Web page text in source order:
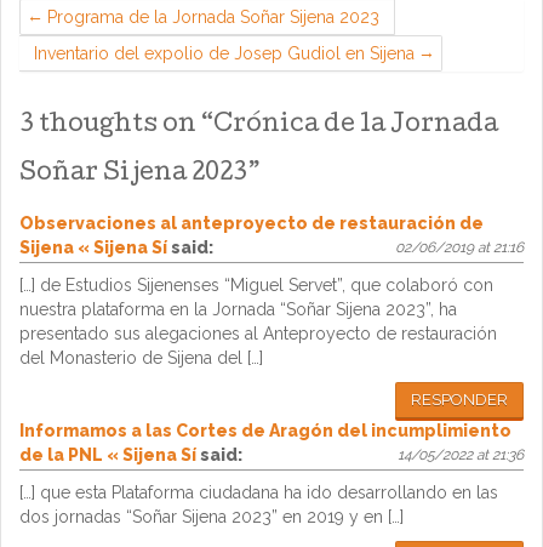
Programa de la Jornada Soñar Sijena 2023
Inventario del expolio de Josep Gudiol en Sijena
3 thoughts on “Crónica de la Jornada
Soñar Sijena 2023”
Observaciones al anteproyecto de restauración de
Sijena « Sijena Sísaid: 02/06/2019 at 21:16
[…] de Estudios Sijenenses “Miguel Servet”, que colaboró con
nuestra plataforma en la Jornada “Soñar Sijena 2023”, ha
presentado sus alegaciones al Anteproyecto de restauración
del Monasterio de Sijena del […]
RESPONDER
Informamos a las Cortes de Aragón del incumplimiento
de la PNL « Sijena Sísaid: 14/05/2022 at 21:36
[…] que esta Plataforma ciudadana ha ido desarrollando en las
dos jornadas “Soñar Sijena 2023” en 2019 y en […]